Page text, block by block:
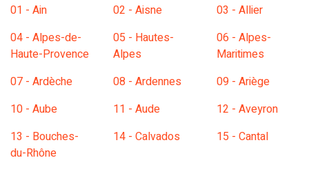
01 - Ain 02 - Aisne
03 - Allier
04 - Alpes-de-
Haute-Provence
05 - Hautes-
Alpes
06 - Alpes-
Maritimes
07 - Ardèche
08 - Ardennes
09 - Ariège
10 - Aube
11 - Aude
12 - Aveyron
13 - Bouches-
du-Rhône
14 - Calvados 15 - Cantal